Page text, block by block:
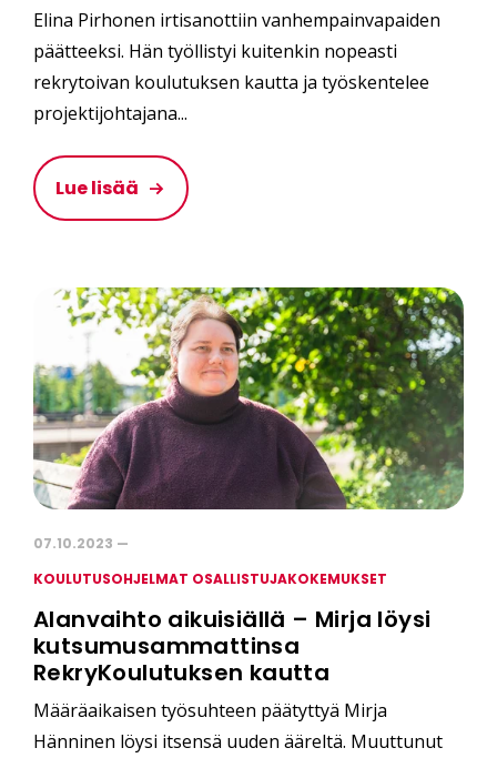
Elina Pirhonen irtisanottiin vanhempainvapaiden
päätteeksi. Hän työllistyi kuitenkin nopeasti
rekrytoivan koulutuksen kautta ja työskentelee
projektijohtajana...
Lue lisää
07.10.2023 —
KOULUTUSOHJELMAT OSALLISTUJAKOKEMUKSET
Alanvaihto aikuisiällä – Mirja löysi
kutsumusammattinsa
RekryKoulutuksen kautta
Määräaikaisen työsuhteen päätyttyä Mirja
Hänninen löysi itsensä uuden ääreltä. Muuttunut